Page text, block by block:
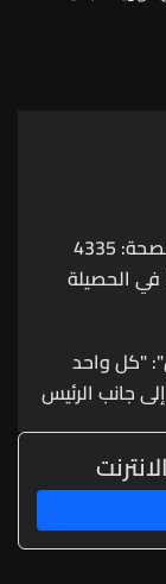
مركز عمليات طوارئ الصحة: 4335
جريحا في الحصيلة
"كل واحد
جانب الرئيس
ووحدتنا
وعلينا أن